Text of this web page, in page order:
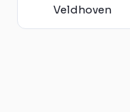
Veldhoven